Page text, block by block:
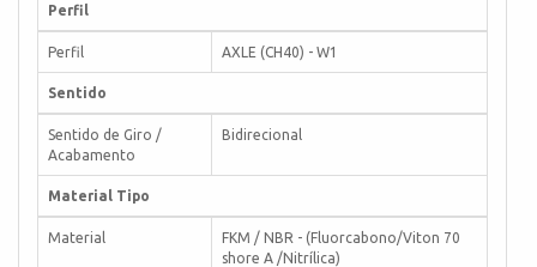
Perfil
Perfil AXLE (CH40) - W1
Sentido
Sentido de Giro /
Acabamento
Bidirecional
Material Tipo
Material
FKM / NBR - (Fluorcabono/Viton 70
shore A /Nitrílica)